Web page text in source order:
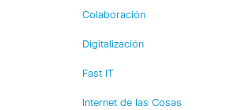
Colaboración
Digitalización
Fast IT
Internet de las Cosas